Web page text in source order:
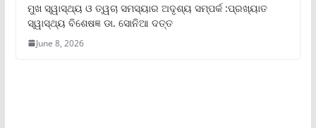
ମୁଖ ସ୍ୱାସ୍ଥ୍ୟ ଓ ତ୍ୱଚା ସମସ୍ୟାର ଅଦୃଶ୍ୟ ସମ୍ପର୍କ :ପ୍ରଖ୍ୟାତ
ସ୍ୱାସ୍ଥ୍ୟ ବିଶେଷଜ୍ଞ ଡା. ସୋନିଆ ଦତ୍ତ
June 8, 2026